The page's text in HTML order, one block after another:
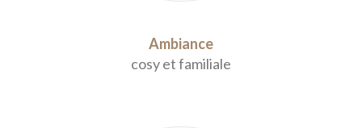
Ambiance
cosy et familiale